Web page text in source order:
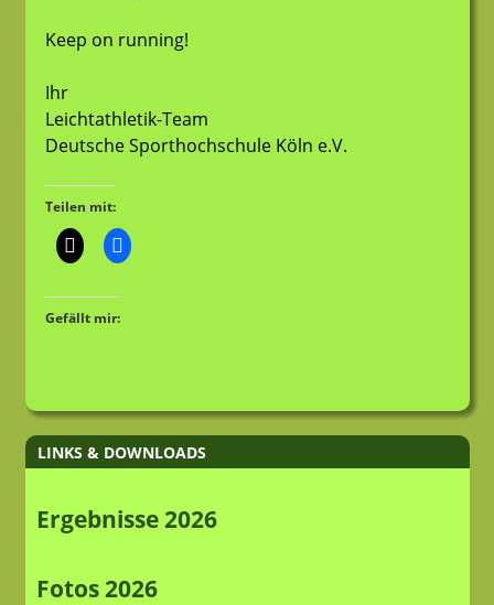
Keep on running!
Ihr
Leichtathletik-Team
Deutsche Sporthochschule Köln e.V.
Teilen mit:
Gefällt mir:
LINKS & DOWNLOADS
Ergebnisse 2026
Fotos 2026